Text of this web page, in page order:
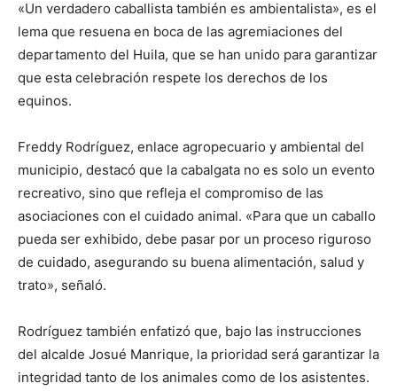
«Un verdadero caballista también es ambientalista», es el
lema que resuena en boca de las agremiaciones del
departamento del Huila, que se han unido para garantizar
que esta celebración respete los derechos de los
equinos.
Freddy Rodríguez, enlace agropecuario y ambiental del
municipio, destacó que la cabalgata no es solo un evento
recreativo, sino que refleja el compromiso de las
asociaciones con el cuidado animal. «Para que un caballo
pueda ser exhibido, debe pasar por un proceso riguroso
de cuidado, asegurando su buena alimentación, salud y
trato», señaló.
Rodríguez también enfatizó que, bajo las instrucciones
del alcalde Josué Manrique, la prioridad será garantizar la
integridad tanto de los animales como de los asistentes.